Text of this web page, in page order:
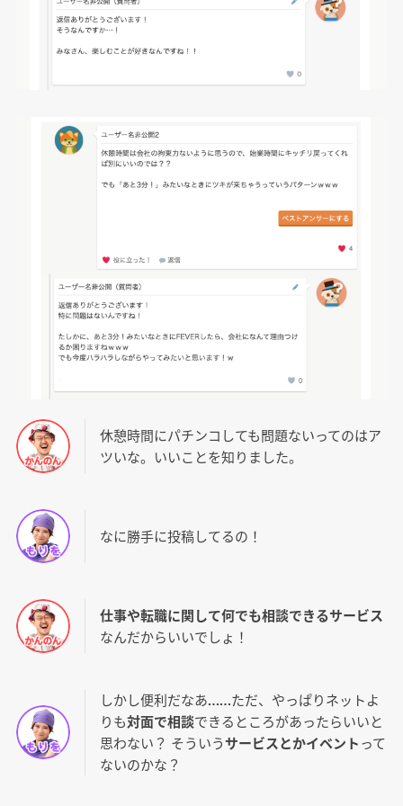
休憩時間にパチンコしても問題ないってのはア
ツいな。いいことを知りました。
なに勝手に投稿してるの！
仕事や転職に関して何でも相談できるサービス
なんだからいいでしょ！
しかし便利だなあ……ただ、やっぱりネットよ
りも対面で相談できるところがあったらいいと
思わない？ そういうサービスとかイベントって
ないのかな？